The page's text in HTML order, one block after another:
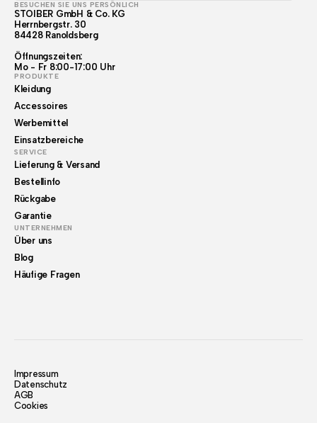
BESUCHEN SIE UNS PERSÖNLICH
STOIBER GmbH & Co. KG
Herrnbergstr. 30
84428 Ranoldsberg
Öffnungszeiten:
Mo - Fr 8:00-17:00 Uhr
PRODUKTE
Kleidung
Accessoires
Werbemittel
Einsatzbereiche
SERVICE
Lieferung & Versand
Bestellinfo
Rückgabe
Garantie
UNTERNEHMEN
Über uns
Blog
Häufige Fragen
Impressum
Datenschutz
AGB
Cookies